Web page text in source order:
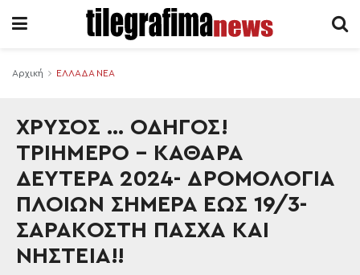
Αρχική ΕΛΛΑΔΑ ΝΕΑ
ΧΡΥΣΟΣ … ΟΔΗΓΟΣ!
ΤΡΙΗΜΕΡΟ – ΚΑΘΑΡΑ
ΔΕΥΤΕΡΑ 2024- ΔΡΟΜΟΛΟΓΙΑ
ΠΛΟΙΩΝ ΣΗΜΕΡΑ ΕΩΣ 19/3-
ΣΑΡΑΚΟΣΤΗ ΠΑΣΧΑ ΚΑΙ
ΝΗΣΤΕΙΑ!!